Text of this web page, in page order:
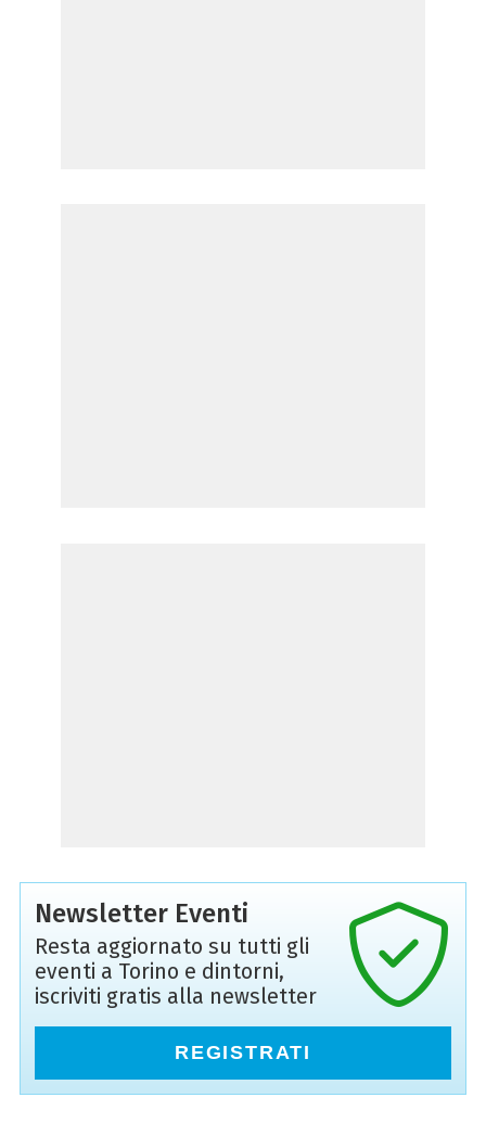
Newsletter Eventi
Resta aggiornato su tutti gli
eventi a Torino e dintorni,
iscriviti gratis alla newsletter
REGISTRATI